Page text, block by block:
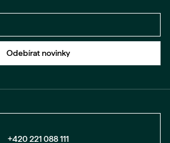
Odebírat novinky
+420 221 088 111